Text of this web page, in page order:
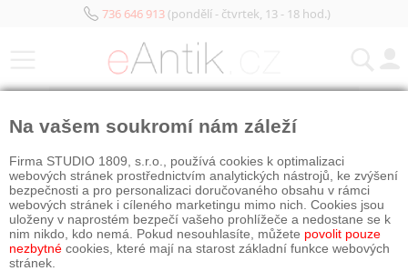
736 646 913(pondělí - čtvrtek, 13 - 18 hod.)
Na vašem soukromí nám záleží
Firma STUDIO 1809, s.r.o., používá cookies k optimalizaci
webových stránek prostřednictvím analytických nástrojů, ke zvýšení
bezpečnosti a pro personalizaci doručovaného obsahu v rámci
webových stránek i cíleného marketingu mimo nich. Cookies jsou
uloženy v naprostém bezpečí vašeho prohlížeče a nedostane se k
nim nikdo, kdo nemá. Pokud nesouhlasíte, můžete povolit pouze
nezbytné cookies, které mají na starost základní funkce webových
stránek.